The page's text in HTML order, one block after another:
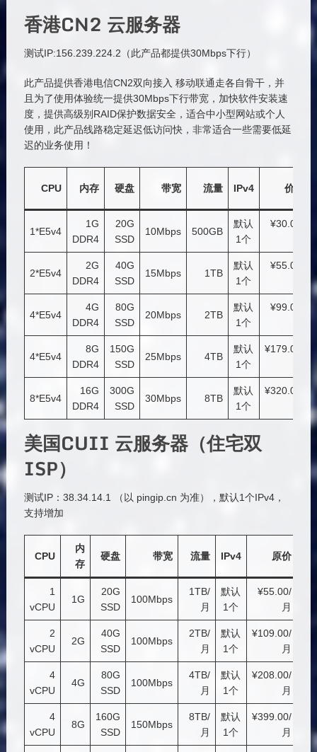
香港CN2 云服务器
测试IP:156.239.224.2（此产品都提供30Mbps下行）
此产品提供香港电信CN2双向接入 移动联通走各自骨干，并
且为了使用体验统一提供30Mbps下行带宽，加快软件安装速
度，提供高级别RAID保护数据安全，适合中小型网站或个人
使用，此产品线路稳定延迟低访问快，非常适合一些需要低延
迟的业务使用！
CPU 内存 硬盘 带宽 流量 IPv4 价格
1*E5v4
1G
DDR4
20G
SSD
10Mbps 500GB
默认
1个
¥30.00/
2*E5v4
2G
DDR4
40G
SSD
15Mbps 1TB
默认
1个
¥55.00/
4*E5v4
4G
DDR4
80G
SSD
20Mbps 2TB
默认
1个
¥99.00/
4*E5v4
8G
DDR4
150G
SSD
25Mbps 4TB
默认
1个
¥179.00/
8*E5v4
16G
DDR4
300G
SSD
30Mbps 8TB
默认
1个
¥320.00/
美国CUII 云服务器（住宅双
ISP）
测试IP：38.34.14.1 （以 pingip.cn 为准），默认1个IPv4，
支持增加
CPU
内
存
硬盘 带宽 流量 IPv4 原价
1
vCPU
1G
20G
SSD
100Mbps
1TB/
月
默认
1个
¥55.00/
月
2
vCPU
2G
40G
SSD
100Mbps
2TB/
月
默认
1个
¥109.00/
月
4
vCPU
4G
80G
SSD
100Mbps
4TB/
月
默认
1个
¥208.00/
月
4
vCPU
8G
160G
SSD
150Mbps
8TB/
月
默认
1个
¥399.00/
月
接